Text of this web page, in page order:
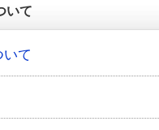
いて
いて